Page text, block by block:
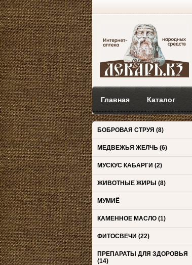
Главная Каталог
БОБРОВАЯ СТРУЯ (8)
МЕДВЕЖЬЯ ЖЕЛЧЬ (6)
МУСКУС КАБАРГИ (2)
ЖИВОТНЫЕ ЖИРЫ (8)
МУМИЁ
КАМЕННОЕ МАСЛО (1)
ФИТОСВЕЧИ (22)
ПРЕПАРАТЫ ДЛЯ ЗДОРОВЬЯ
(14)